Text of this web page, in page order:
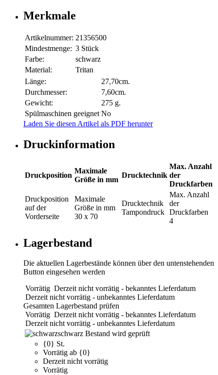
Merkmale
Artikelnummer: 21356500
Mindestmenge: 3 Stück
Farbe:
schwarz
Material:
Tritan
Länge:
27,70cm.
Durchmesser:
7,60cm.
Gewicht:
275 g.
Spülmaschinen geeignet No
Laden Sie diesen Artikel als PDF herunter
Druckinformation
Druckposition
Maximale
Größe in mm
Drucktechnik
Max. Anzahl
der
Druckfarben
Druckposition
auf der
Vorderseite
Maximale
Größe in mm
30 x 70
Drucktechnik
Tampondruck
Max. Anzahl
der
Druckfarben
4
Lagerbestand
Die aktuellen Lagerbestände können über den untenstehenden
Button eingesehen werden
Vorrätig Derzeit nicht vorrätig - bekanntes Lieferdatum
Derzeit nicht vorrätig - unbekanntes Lieferdatum
Gesamten Lagerbestand prüfen
Vorrätig Derzeit nicht vorrätig - bekanntes Lieferdatum
Derzeit nicht vorrätig - unbekanntes Lieferdatum
schwarz Bestand wird geprüft
{0} St.
Vorrätig ab {0}
Derzeit nicht vorrätig
Vorrätig